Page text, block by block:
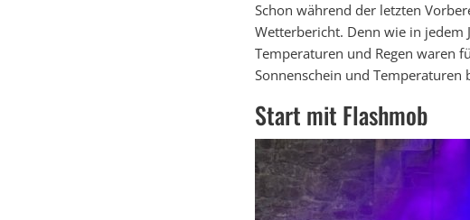
Schon während der letzten
Wetterbericht. Denn wie in jedem
Temperaturen und Regen waren
Sonnenschein und Temperaturen
Start mit Flashmob